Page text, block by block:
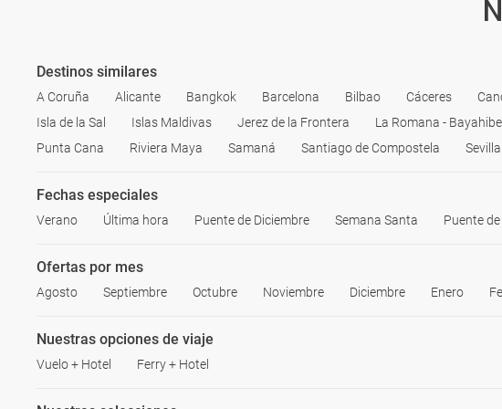
Destinos similares
A Coruña Alicante Bangkok Barcelona Bilbao Cáceres
Isla de la Sal
Islas Maldivas Jerez de la Frontera La Romana - Bayahibe
Punta Cana
Riviera Maya Samaná Santiago de Compostela Sevilla
Fechas especiales
Verano Última hora Puente de Diciembre Semana Santa Puente
Ofertas por mes
Agosto Septiembre Octubre Noviembre Diciembre Enero
Nuestras opciones de viaje
Vuelo + Hotel Ferry + Hotel